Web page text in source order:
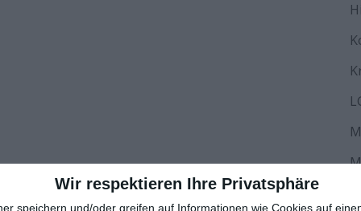
Wir respektieren Ihre Privatsphäre
speichern und/oder greifen auf Informationen wie Cookies auf